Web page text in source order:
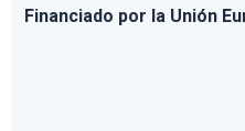
Financiado por la Unión